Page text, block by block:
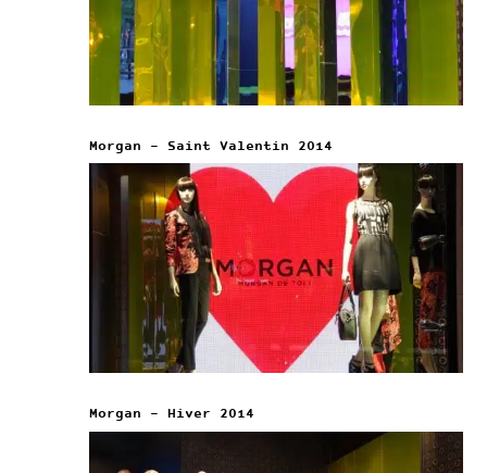
Morgan – Saint Valentin 2014
Morgan – Hiver 2014